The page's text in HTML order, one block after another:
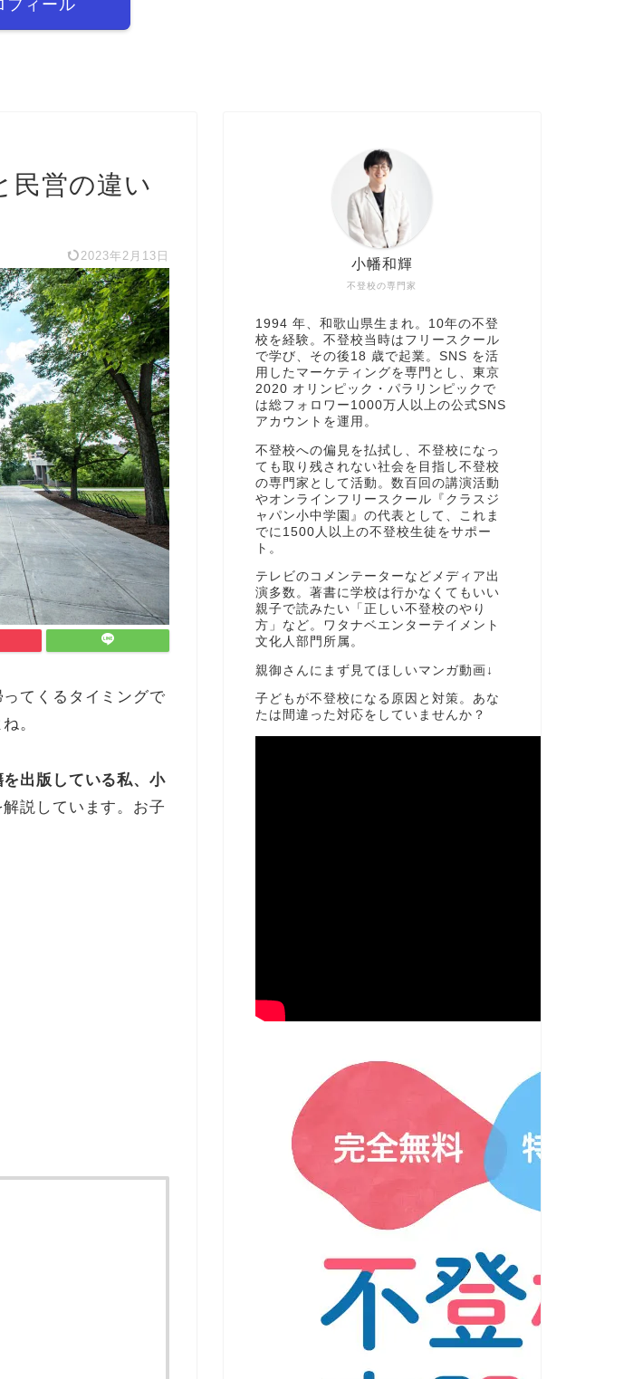
フィール
民営の違い
2023年2月13日
てくるタイミングで
。
出版している私、小
説しています。お子
不登校の専門家
小幡和輝
1994 年、和歌山県生まれ。10年の不登
校を経験。不登校当時はフリースクール
で学び、その後18 歳で起業。SNS を活
用したマーケティングを専門とし、東京
2020 オリンピック・パラリンピックで
は総フォロワー1000万人以上の公式SNS
アカウントを運用。
不登校への偏見を払拭し、不登校になっ
ても取り残されない社会を目指し不登校
の専門家として活動。数百回の講演活動
やオンラインフリースクール『クラスジ
ャパン小中学園』の代表として、これま
でに1500人以上の不登校生徒をサポー
ト。
テレビのコメンテーターなどメディア出
演多数。著書に学校は行かなくてもいい
親子で読みたい「正しい不登校のやり
方」など。ワタナベエンターテイメント
文化人部門所属。
親御さんにまず見てほしいマンガ動画↓
子どもが不登校になる原因と対策。あな
たは間違った対応をしていませんか？